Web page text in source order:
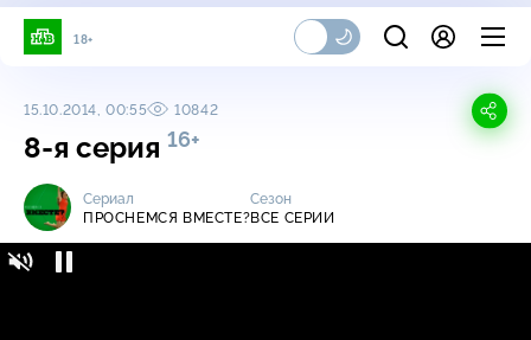
18+
15.10.2014, 00:55 10842
8-я серия 16+
Сериал
ПРОСНЕМСЯ ВМЕСТЕ?
Сезон
ВСЕ СЕРИИ